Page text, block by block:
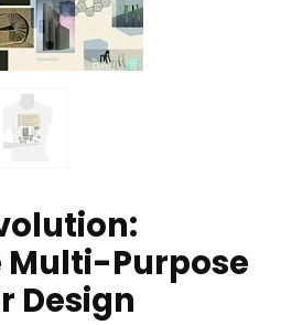
Multi-Purpose
Design